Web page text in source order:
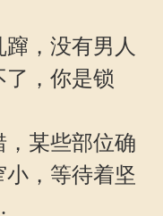
，没有男人
，你是锁
某些部位确
，等待着坚